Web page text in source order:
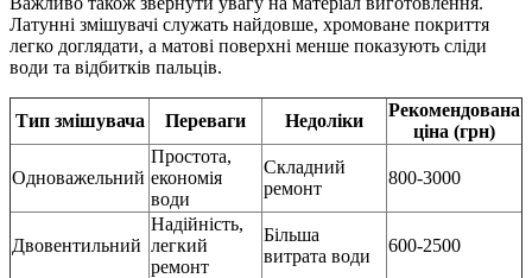
Латунні змішувачі служать найдовше, хромоване покриття
легко доглядати, а матові поверхні менше показують сліди
води та відбитків пальців.
Тип змішувача Переваги Недоліки
Рекомендована
ціна (грн)
Одноважельний
Простота,
економія
води
Складний
ремонт
800-3000
Двовентильний
Надійність,
легкий
ремонт
Більша
витрата води
600-2500